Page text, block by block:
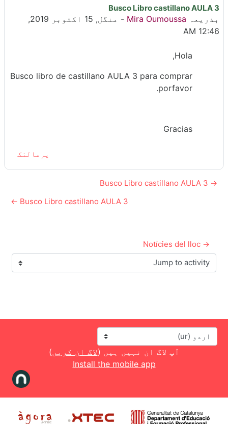
Busco Libro castillano AULA 3
بذریعہMira Oumoussa
-
منگل, 15 اکتوبر 2019,
12:46 AM
جوابات کی تعداد: 0
Hola,
Busco libro de castillano AULA 3 para comprar
porfavor.
Gracias
پرمالنک
→ Busco Libro castillano AULA 3
Busco Libro castillano AULA 3 ←
→ Notícies del lloc
Jump to activity
زبان
آپ لاگ ان نہیں ہیں ( لاگ ان کریں)
Install the mobile app